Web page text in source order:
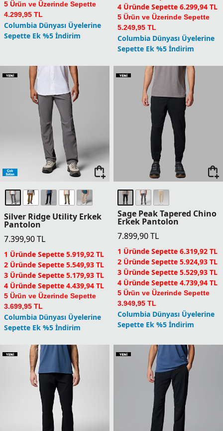
5 Ürün ve Üzerinde Sepette
4.299,95 TL
Columbia Dünyası Üyelerine
Sepette Ek %5 İndirim
4 Üründe Sepette 6.299,94 TL
5 Ürün ve Üzerinde Sepette
5.249,95 TL
Columbia Dünyası Üyelerine
Sepette Ek %5 İndirim
Silver Ridge Utility Erkek
Pantolon
7.399,90TL
1 Üründe Sepette 5.919,92 TL
2 Üründe Sepette 5.549,93 TL
3 Üründe Sepette 5.179,93 TL
4 Üründe Sepette 4.439,94 TL
5 Ürün ve Üzerinde Sepette
3.699,95 TL
Columbia Dünyası Üyelerine
Sepette Ek %5 İndirim
Sage Peak Tapered Chino
Erkek Pantolon
7.899,90TL
1 Üründe Sepette 6.319,92 TL
2 Üründe Sepette 5.924,93 TL
3 Üründe Sepette 5.529,93 TL
4 Üründe Sepette 4.739,94 TL
5 Ürün ve Üzerinde Sepette
3.949,95 TL
Columbia Dünyası Üyelerine
Sepette Ek %5 İndirim